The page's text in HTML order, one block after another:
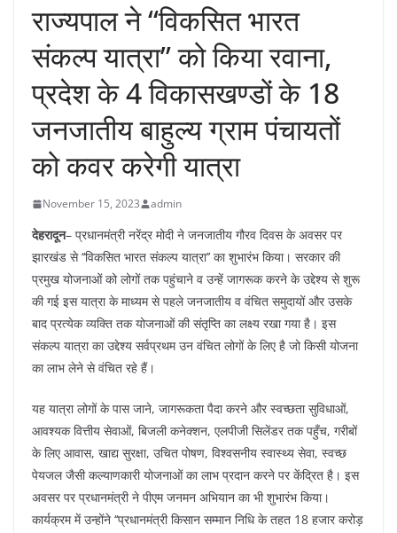
राज्यपाल ने ‘‘विकसित भारत
संकल्प यात्रा’’ को किया रवाना,
प्रदेश के 4 विकासखण्डों के 18
जनजातीय बाहुल्य ग्राम पंचायतों
को कवर करेगी यात्रा
November 15, 2023 admin
देहरादून– प्रधानमंत्री नरेंद्र मोदी ने जनजातीय गौरव दिवस के अवसर पर
झारखंड से ‘‘विकसित भारत संकल्प यात्रा’’ का शुभारंभ किया। सरकार की
प्रमुख योजनाओं को लोगों तक पहुंचाने व उन्हें जागरूक करने के उद्देश्य से शुरू
की गई इस यात्रा के माध्यम से पहले जनजातीय व वंचित समुदायों और उसके
बाद प्रत्येक व्यक्ति तक योजनाओं की संतृप्ति का लक्ष्य रखा गया है। इस
संकल्प यात्रा का उद्देश्य सर्वप्रथम उन वंचित लोगों के लिए है जो किसी योजना
का लाभ लेने से वंचित रहे हैं।
यह यात्रा लोगों के पास जाने, जागरूकता पैदा करने और स्वच्छता सुविधाओं,
आवश्यक वित्तीय सेवाओं, बिजली कनेक्शन, एलपीजी सिलेंडर तक पहुँच, गरीबों
के लिए आवास, खाद्य सुरक्षा, उचित पोषण, विश्वसनीय स्वास्थ्य सेवा, स्वच्छ
पेयजल जैसी कल्याणकारी योजनाओं का लाभ प्रदान करने पर केंद्रित है। इस
अवसर पर प्रधानमंत्री ने पीएम जनमन अभियान का भी शुभारंभ किया।
कार्यक्रम में उन्होंने ‘‘प्रधानमंत्री किसान सम्मान निधि के तहत 18 हजार करोड़